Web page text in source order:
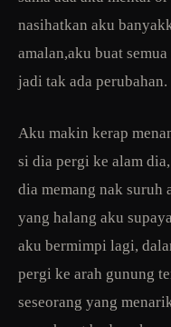
nasihatkan aku
amalan,aku buat
jadi tak ada perubahan.
Aku makin kerap
si dia pergi ke alam
dia memang nak suruh
yang halang aku
aku bermimpi lagi,
pergi ke arah gunung
seseorang yang